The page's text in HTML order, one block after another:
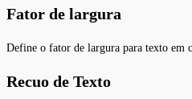
Fator de largura
Define o fator de largura para texto em
Recuo de Texto